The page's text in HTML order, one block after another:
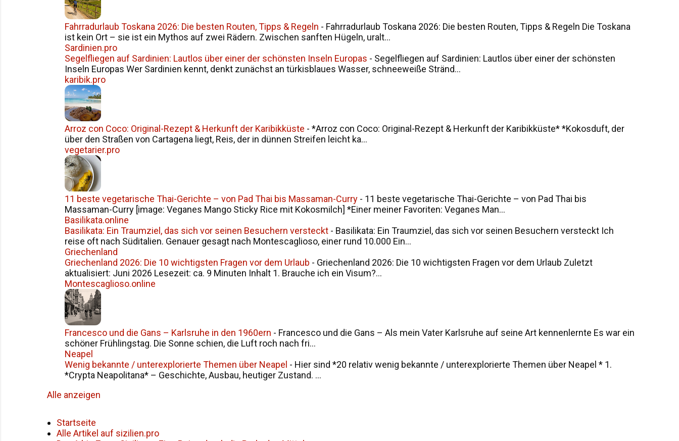
Fahrradurlaub Toskana 2026: Die besten Routen, Tipps & Regeln - Fahrradurlaub Toskana 2026: Die besten Routen, Tipps & Regeln Die Toskana
ist kein Ort – sie ist ein Mythos auf zwei Rädern. Zwischen sanften Hügeln, uralt...
Sardinien.pro
Segelfliegen auf Sardinien: Lautlos über einer der schönsten Inseln Europas - Segelfliegen auf Sardinien: Lautlos über einer der schönsten
Inseln Europas Wer Sardinien kennt, denkt zunächst an türkisblaues Wasser, schneeweiße Stränd...
karibik.pro
Arroz con Coco: Original-Rezept & Herkunft der Karibikküste - *Arroz con Coco: Original-Rezept & Herkunft der Karibikküste* *Kokosduft, der
über den Straßen von Cartagena liegt, Reis, der in dünnen Streifen leicht ka...
vegetarier.pro
11 beste vegetarische Thai-Gerichte – von Pad Thai bis Massaman-Curry - 11 beste vegetarische Thai-Gerichte – von Pad Thai bis
Massaman-Curry [image: Veganes Mango Sticky Rice mit Kokosmilch] *Einer meiner Favoriten: Veganes Man...
Basilikata.online
Basilikata: Ein Traumziel, das sich vor seinen Besuchern versteckt - Basilikata: Ein Traumziel, das sich vor seinen Besuchern versteckt Ich
reise oft nach Süditalien. Genauer gesagt nach Montescaglioso, einer rund 10.000 Ein...
Griechenland
Griechenland 2026: Die 10 wichtigsten Fragen vor dem Urlaub - Griechenland 2026: Die 10 wichtigsten Fragen vor dem Urlaub Zuletzt
aktualisiert: Juni 2026 Lesezeit: ca. 9 Minuten Inhalt 1. Brauche ich ein Visum?...
Montescaglioso.online
Francesco und die Gans – Karlsruhe in den 1960ern - Francesco und die Gans – Als mein Vater Karlsruhe auf seine Art kennenlernte Es war ein
schöner Frühlingstag. Die Sonne schien, die Luft roch nach fri...
Neapel
Wenig bekannte / unterexplorierte Themen über Neapel - Hier sind *20 relativ wenig bekannte / unterexplorierte Themen über Neapel * 1.
*Crypta Neapolitana* – Geschichte, Ausbau, heutiger Zustand. ...
Alle anzeigen
Startseite
Alle Artikel auf sizilien.pro